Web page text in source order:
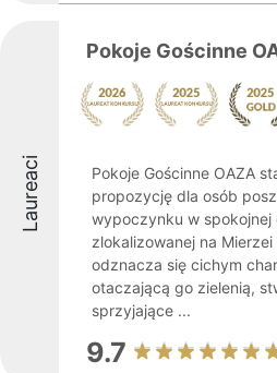
Laureaci
Pokoje Gościnne
Pokoje Gościnne OAZA
propozycję dla osób
wypoczynku w spokojnej
zlokalizowanej na
odznacza się cichym
otaczającą go zielenią,
sprzyjające ...
9.7